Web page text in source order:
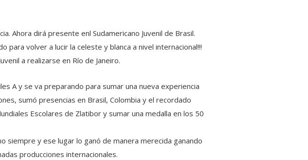
Ahora dirá presente enl Sudamericano Juvenil de Brasil.
volver a lucir la celeste y blanca a nivel internacional!!!
a realizarse en Río de Janeiro.
A y se va preparando para sumar una nueva experiencia
sumó presencias en Brasil, Colombia y el recordado
Escolares de Zlatibor y sumar una medalla en los 50
siempre y ese lugar lo ganó de manera merecida ganando
producciones internacionales.